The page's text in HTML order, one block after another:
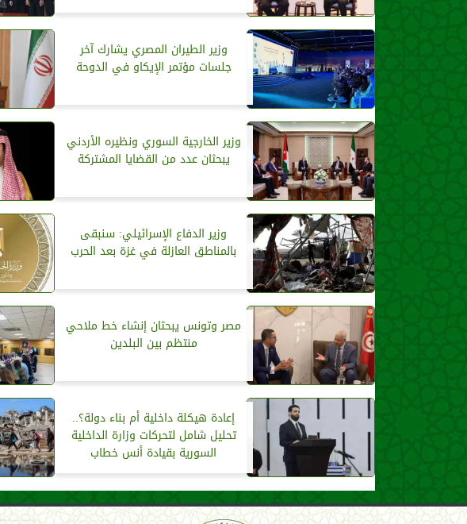
وزير الطيران المصري يشارك آخر
جلسات مؤتمر الإيكاو في الدوحة
وزير الخارجية السوري ونظيره الأردني
يبحثان عدد من القضايا المشتركة
وزير الدفاع الإسرائيلي: سنبقى
بالمناطق العازلة في غزة بعد الحرب
مصر وتونس يبحثان إنشاء خط ملاحي
منتظم بين البلدين
إعادة هيكلة داخلية أم بناء دولة؟..
تحليل شامل لتحركات وزارة الداخلية
السورية بقيادة أنس خطاب